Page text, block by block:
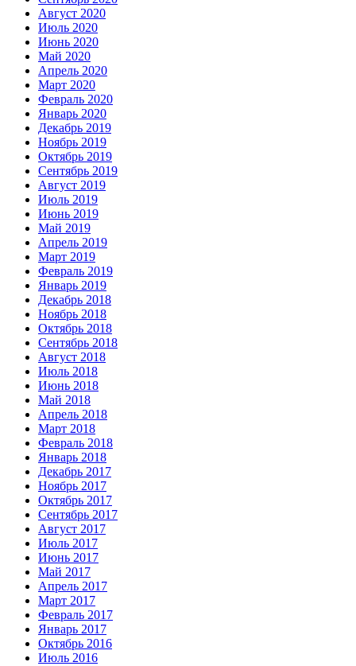
Август 2020
Июль 2020
Июнь 2020
Май 2020
Апрель 2020
Март 2020
Февраль 2020
Январь 2020
Декабрь 2019
Ноябрь 2019
Октябрь 2019
Сентябрь 2019
Август 2019
Июль 2019
Июнь 2019
Май 2019
Апрель 2019
Март 2019
Февраль 2019
Январь 2019
Декабрь 2018
Ноябрь 2018
Октябрь 2018
Сентябрь 2018
Август 2018
Июль 2018
Июнь 2018
Май 2018
Апрель 2018
Март 2018
Февраль 2018
Январь 2018
Декабрь 2017
Ноябрь 2017
Октябрь 2017
Сентябрь 2017
Август 2017
Июль 2017
Июнь 2017
Май 2017
Апрель 2017
Март 2017
Февраль 2017
Январь 2017
Октябрь 2016
Июль 2016